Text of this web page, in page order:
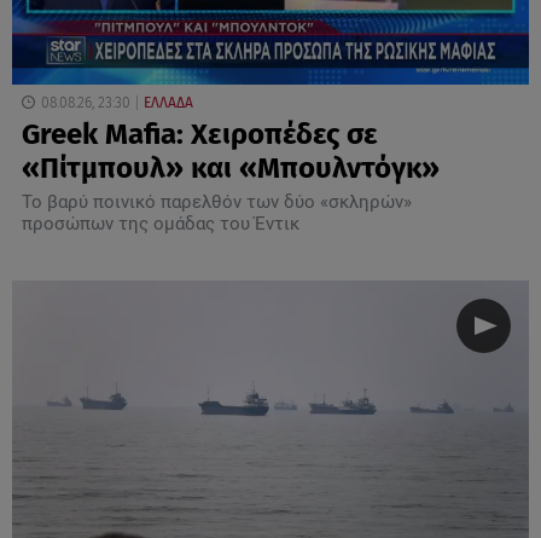
08.08.26, 23:30 ΕΛΛΑΔΑ
Greek Mafia: Χειροπέδες σε
«Πίτμπουλ» και «Μπουλντόγκ»
Το βαρύ ποινικό παρελθόν των δύο «σκληρών»
προσώπων της ομάδας του Έντικ